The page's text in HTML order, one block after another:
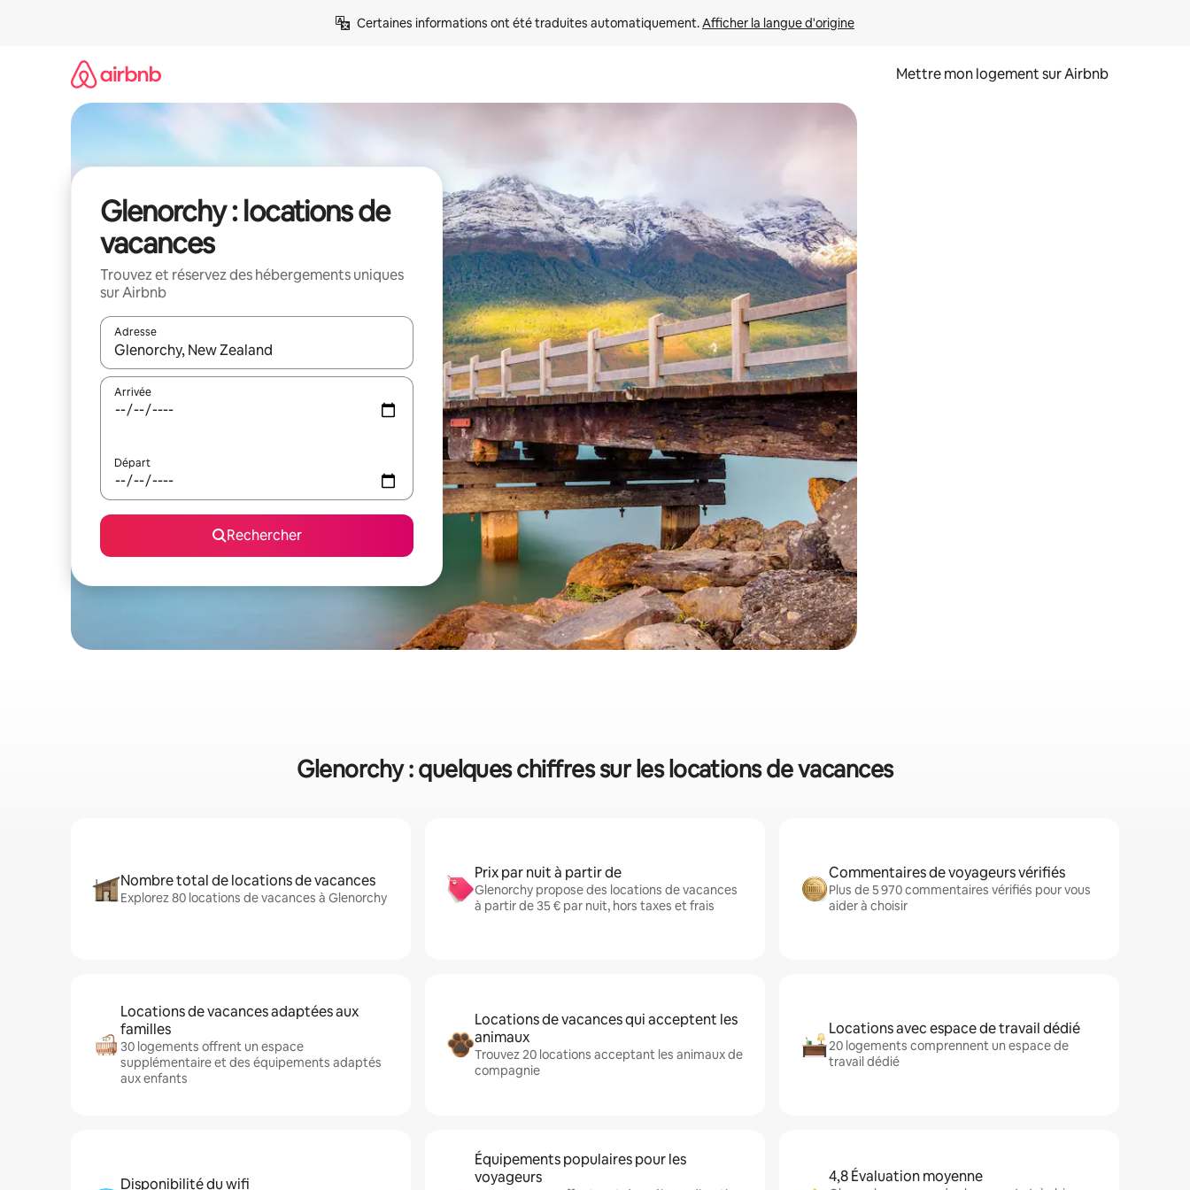
Certaines informations ont été traduites automatiquement. Afficher la langue d'origine
Mettre mon logement sur Airbnb
Glenorchy : locations de
vacances
Trouvez et réservez des hébergements uniques
sur Airbnb
Adresse
Lorsque les résultats s'affichent, utilisez les flèches vers le haut et vers le bas pour les parcourir ou en appuyant et en faisant glisser.
Arrivée
Départ
Rechercher
Glenorchy : quelques chiffres sur les locations de vacances
Nombre total de locations de vacances
Explorez 80 locations de vacances à Glenorchy
Prix par nuit à partir de
Glenorchy propose des locations de vacances
à partir de 35 € par nuit, hors taxes et frais
Commentaires de voyageurs vérifiés
Plus de 5 970 commentaires vérifiés pour vous
aider à choisir
Locations de vacances adaptées aux
familles
30 logements offrent un espace
supplémentaire et des équipements adaptés
aux enfants
Locations de vacances qui acceptent les
animaux
Trouvez 20 locations acceptant les animaux de
compagnie
Locations avec espace de travail dédié
20 logements comprennent un espace de
travail dédié
Disponibilité du wifi
Équipements populaires pour les
voyageurs
4,8 Évaluation moyenne